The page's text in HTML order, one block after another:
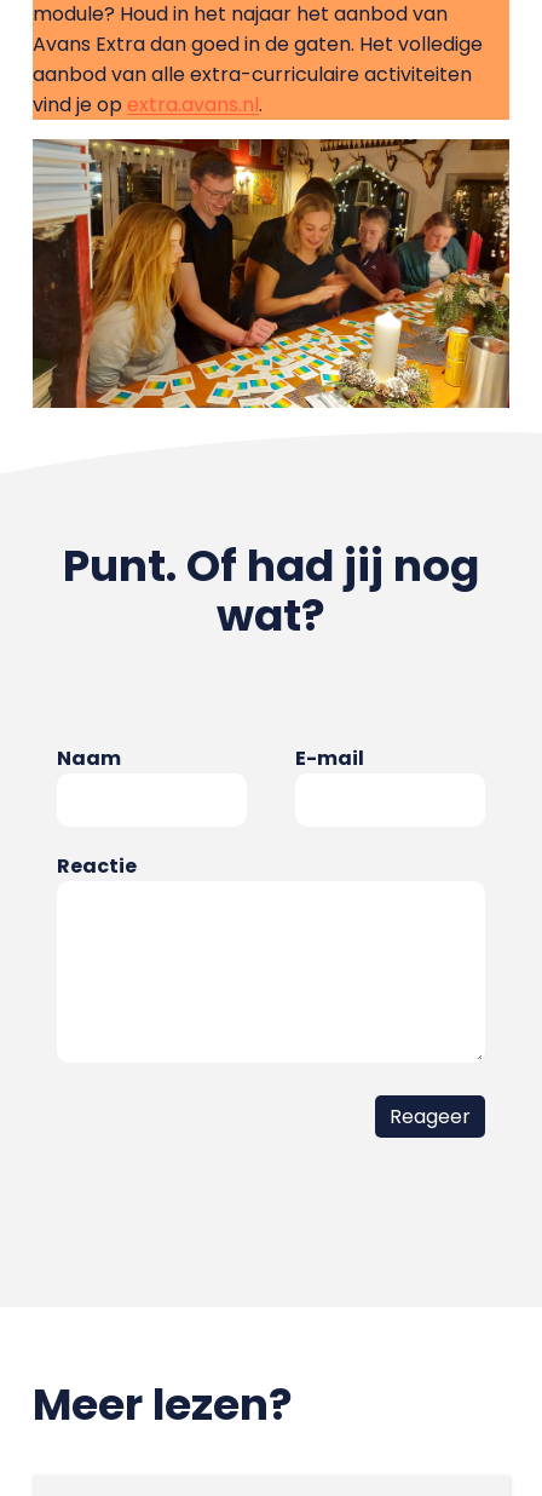
module? Houd in het najaar het aanbod van
Avans Extra dan goed in de gaten. Het volledige
aanbod van alle extra-curriculaire activiteiten
vind je op extra.avans.nl.
Punt. Of had jij nog
wat?
Naam E-mail
Reactie
Meer lezen?